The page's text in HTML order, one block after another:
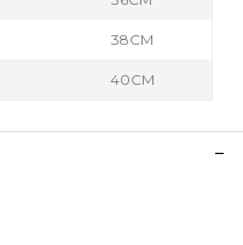
38CM
40CM